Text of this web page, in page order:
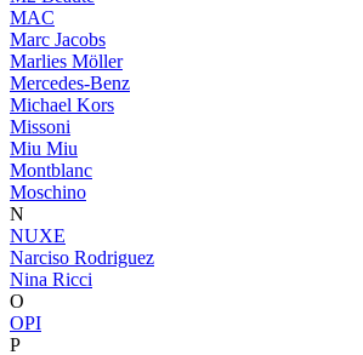
MAC
Marc Jacobs
Marlies Möller
Mercedes-Benz
Michael Kors
Missoni
Miu Miu
Montblanc
Moschino
N
NUXE
Narciso Rodriguez
Nina Ricci
O
OPI
P